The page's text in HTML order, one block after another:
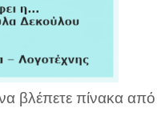
βλέπετε πίνακα